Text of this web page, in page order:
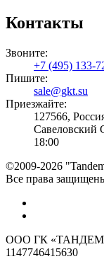
Контакты
Звоните:
+7 (495) 133-
Пишите:
sale@gkt.su
Приезжайте:
127566,
Савеловский
18:00
©2009-2026
Все права
ООО ГК
1147746415630